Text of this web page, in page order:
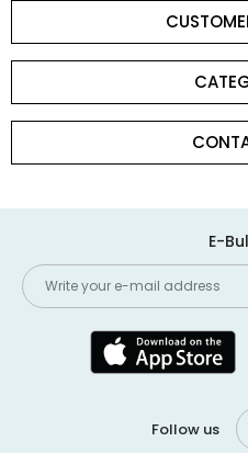
E-
Follow us